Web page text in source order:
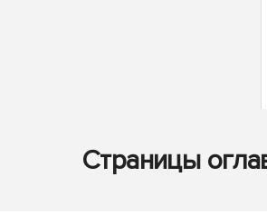
Страницы